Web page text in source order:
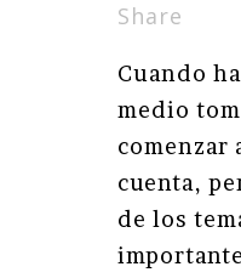
Share
Cuando
medio
comenzar
cuenta,
de los